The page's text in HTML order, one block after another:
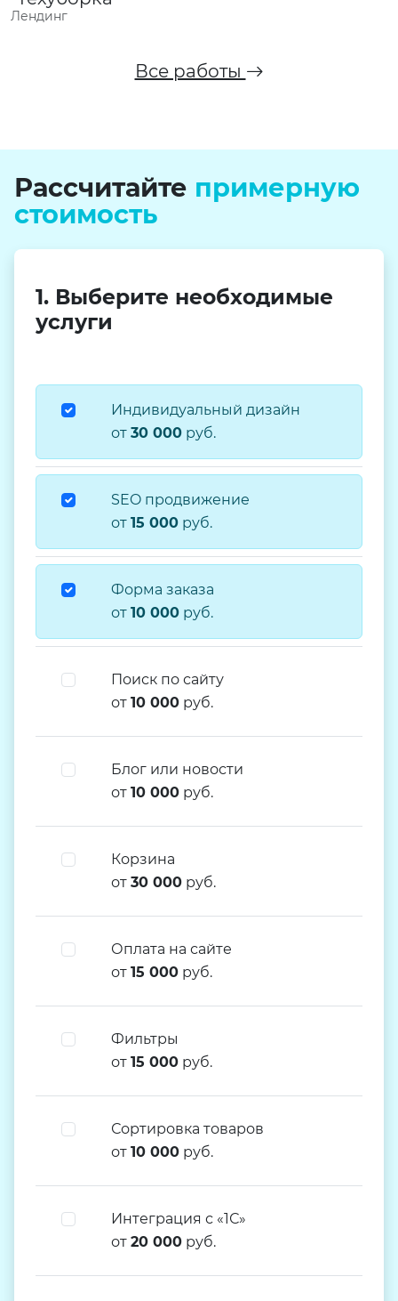
Лендинг
Все работы
Рассчитайте примерную
стоимость
1. Выберите необходимые
услуги
Индивидуальный дизайн
от 30 000руб.
SEO продвижение
от 15 000руб.
Форма заказа
от 10 000руб.
Поиск по сайту
от 10 000руб.
Блог или новости
от 10 000руб.
Корзина
от 30 000руб.
Оплата на сайте
от 15 000руб.
Фильтры
от 15 000руб.
Сортировка товаров
от 10 000руб.
Интеграция с «1С»
от 20 000руб.